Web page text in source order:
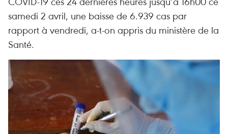
samedi 2 avril, une baisse de 6.939 cas par
rapport à vendredi, a-t-on appris du ministère de la
Santé.